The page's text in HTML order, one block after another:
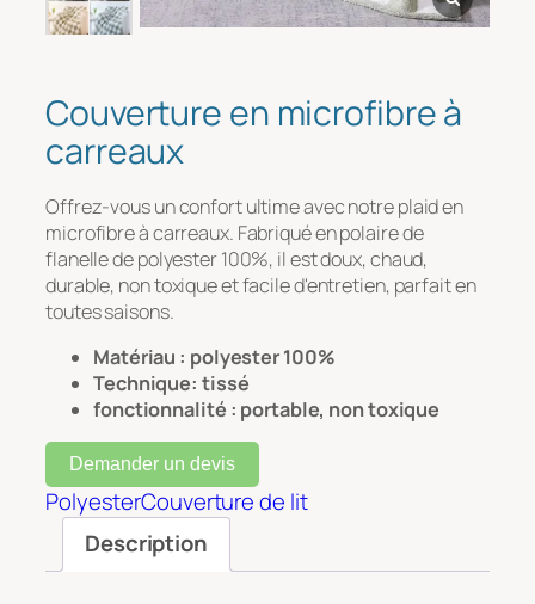
Couverture en microfibre à
carreaux
Offrez-vous un confort ultime avec notre plaid en
microfibre à carreaux. Fabriqué en polaire de
flanelle de polyester 100%, il est doux, chaud,
durable, non toxique et facile d'entretien, parfait en
toutes saisons.
Matériau : polyester 100%
Technique: tissé
fonctionnalité : portable, non toxique
Demander un devis
PolyesterCouverture de lit
Description
Message*
Télécharger